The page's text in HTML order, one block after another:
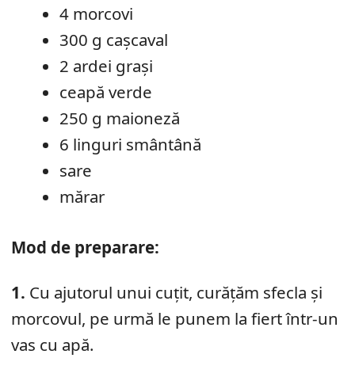
4 morcovi
300 g cașcaval
2 ardei grași
ceapă verde
250 g maioneză
6 linguri smântână
sare
mărar
Mod de preparare:
1. Cu ajutorul unui cuțit, curățăm sfecla și
morcovul, pe urmă le punem la fiert într-un
vas cu apă.